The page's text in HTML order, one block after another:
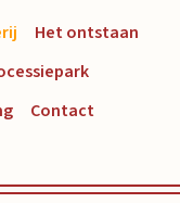
Het ontstaan
Contact